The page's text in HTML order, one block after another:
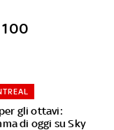
gli ottavi:
di oggi su Sky